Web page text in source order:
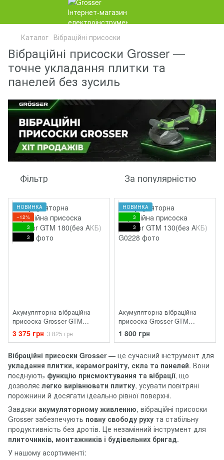
Каталог Вібраційні присоски
Вібраційні присоски Grosser —
точне укладання плитки та
панелей без зусиль
Фільтр За популярністю
НОВИНКА
−12%
3
3
Акумуляторна вібраційна
присоска Grosser GTM
180(без АКБ)
3 375 грн 3 825 грн
НОВИНКА
3
3
Акумуляторна вібраційна
присоска Grosser GTM
130(без АКБ)
1 800 грн
Вібраційні присоски Grosser— це сучасний інструмент для
укладання плитки, керамограніту, скла та панелей. Вони
поєднують функцію присмоктування та вібрації, що
дозволяє легко вирівнювати плитку, усувати повітряні
порожнини й досягати ідеально рівної поверхні.
Завдяки акумуляторному живленню, вібраційні присоски
Grosser забезпечують повну свободу руху та стабільну
продуктивність без дротів. Це незамінний інструмент для
плиточників, монтажників і будівельних бригад.
У нашому асортименті: